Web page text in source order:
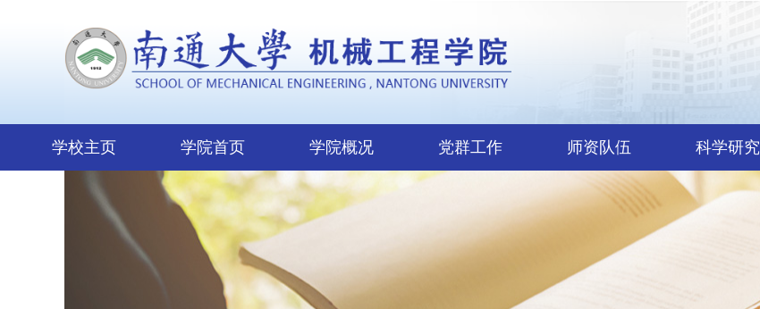
学校主页 学院首页 学院概况 党群工作 师资队伍 科学研究